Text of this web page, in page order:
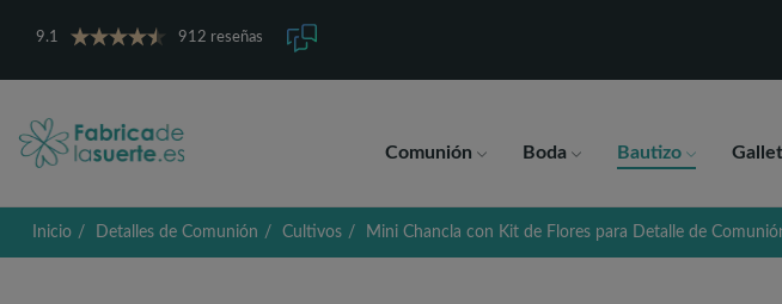
9.1 912 reseñas
Comunión Boda Bautizo
Inicio Detalles de Comunión Cultivos Mini Chancla con Kit de Flores para Detalle de